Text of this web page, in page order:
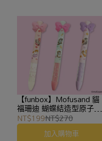
【funbox】Mofusand 貓
福珊迪 蝴蝶結造型原子筆
76004
NT$199NT$270
加入購物車